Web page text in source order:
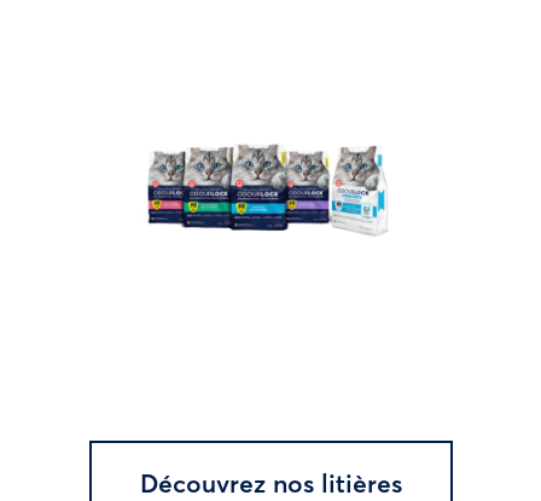
Découvrez nos litières